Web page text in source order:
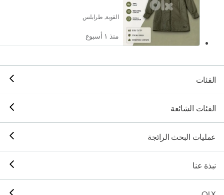
القوبة, طرابلس
منذ ١ أسبوع
الفئات
الفئات الشائعة
عمليات البحث الرائجة
نبذة عنا